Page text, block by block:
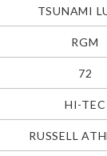
TSUNAMI
RGM
72
HI-TEC
RUSSELL